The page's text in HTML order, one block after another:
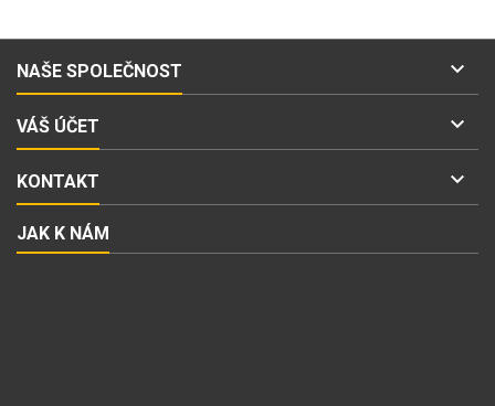
NAŠE SPOLEČNOST 
VÁŠ ÚČET 
KONTAKT 
JAK K NÁM